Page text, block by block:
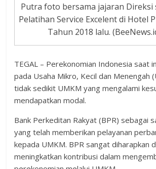
Putra foto bersama jajaran Direksi
Pelatihan Service Excelent di Hotel
Tahun 2018 lalu.
TEGAL – Perekonomian Indonesia saat
pada Usaha Mikro, Kecil dan Menengah
tidak sedikit UMKM yang mengalami
mendapatkan modal.
Bank Perkeditan Rakyat (BPR) sebagai
yang telah memberikan pelayanan
kepada UMKM. BPR sangat diharapkan
meningkatkan kontribusi dalam